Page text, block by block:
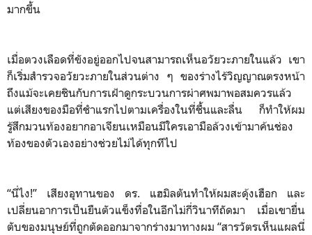
มากขึ้น
เมื่อตวงเลือดที่ขังอยู่ออกไปจนสามารถเห็นอวัยวะภายในแล้ว เขา
ก็เริ่มสำรวจอวัยวะภายในส่วนต่าง ๆ ของร่างไร้วิญญาณตรงหน้า
ถึงแม้จะเคยชินกับการเฝ้าดูกระบวนการผ่าศพมาพอสมควรแล้ว
แต่เสียงของมือที่ชำแรกไปตามเครื่องในที่ชื้นและลื่น ก็ทำให้ผม
รู้สึกมวนท้องอยากอาเจียนเหมือนมีใครเอามือล้วงเข้ามาค้นช่อง
ท้องของตัวเองอย่างช่วยไม่ได้ทุกทีไป
“นี่ไง!” เสียงอุทานของ ดร. แฮมิลตันทำให้ผมสะดุ้งเฮือก และ
เปลี่ยนอาการเป็นยืนตัวแข็งทื่อในอีกไม่กี่วินาทีถัดมา เมื่อเขายื่น
ตับของมนุษย์ที่ถูกตัดออกมาจากร่างมาทางผม “สารวัตรเห็นแผลนี่